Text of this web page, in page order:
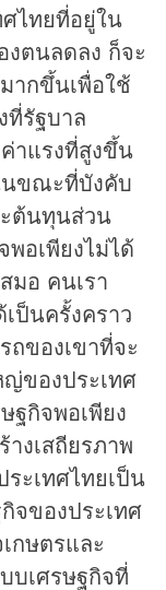
ไทยที่อยู่ใน
งตนลดลง ก็จะ
ากขึ้นเพื่อใช้
ที่รัฐบาล
าแรงที่สูงขึ้น
นขณะที่บังคับ
ะต้นทุนส่วน
พอเพียงไม่ได้
มอ คนเรา
ป็นครั้งคราว
ถของเขาที่จะ
ของประเทศ
ฐกิจพอเพียง
างเสถียรภาพ
ะเทศไทยเป็น
จของประเทศ
กษตรและ
บเศรษฐกิจที่